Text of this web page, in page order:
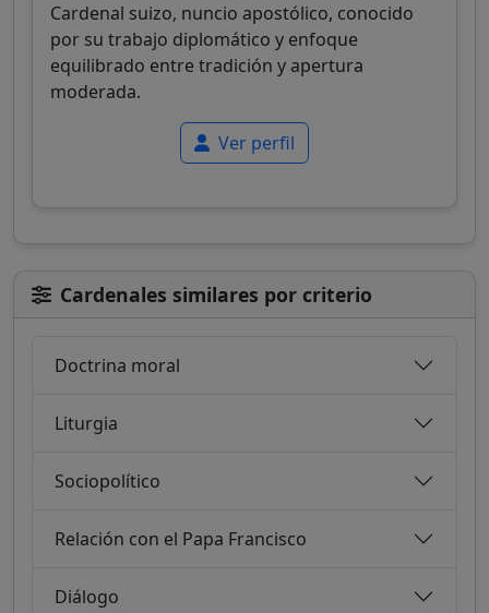
Cardenal suizo, nuncio apostólico, conocido
por su trabajo diplomático y enfoque
equilibrado entre tradición y apertura
moderada.
Ver perfil
Cardenales similares por criterio
Doctrina moral
Liturgia
Sociopolítico
Relación con el Papa Francisco
Diálogo